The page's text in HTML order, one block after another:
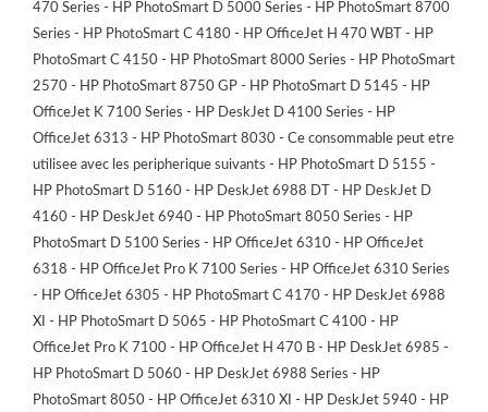
470 Series - HP PhotoSmart D 5000 Series - HP PhotoSmart 8700
Series - HP PhotoSmart C 4180 - HP OfficeJet H 470 WBT - HP
PhotoSmart C 4150 - HP PhotoSmart 8000 Series - HP PhotoSmart
2570 - HP PhotoSmart 8750 GP - HP PhotoSmart D 5145 - HP
OfficeJet K 7100 Series - HP DeskJet D 4100 Series - HP
OfficeJet 6313 - HP PhotoSmart 8030 - Ce consommable peut etre
utilisee avec les peripherique suivants - HP PhotoSmart D 5155 -
HP PhotoSmart D 5160 - HP DeskJet 6988 DT - HP DeskJet D
4160 - HP DeskJet 6940 - HP PhotoSmart 8050 Series - HP
PhotoSmart D 5100 Series - HP OfficeJet 6310 - HP OfficeJet
6318 - HP OfficeJet Pro K 7100 Series - HP OfficeJet 6310 Series
- HP OfficeJet 6305 - HP PhotoSmart C 4170 - HP DeskJet 6988
XI - HP PhotoSmart D 5065 - HP PhotoSmart C 4100 - HP
OfficeJet Pro K 7100 - HP OfficeJet H 470 B - HP DeskJet 6985 -
HP PhotoSmart D 5060 - HP DeskJet 6988 Series - HP
PhotoSmart 8050 - HP OfficeJet 6310 XI - HP DeskJet 5940 - HP